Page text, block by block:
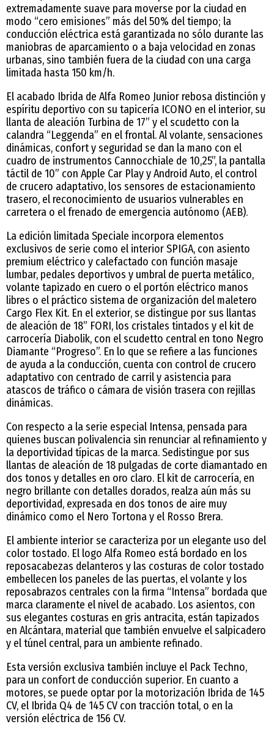
extremadamente suave para moverse por la ciudad en
modo “cero emisiones” más del 50% del tiempo; la
conducción eléctrica está garantizada no sólo durante las
maniobras de aparcamiento o a baja velocidad en zonas
urbanas, sino también fuera de la ciudad con una carga
limitada hasta 150 km/h.
El acabado Ibrida de Alfa Romeo Junior rebosa distinción y
espíritu deportivo con su tapicería ICONO en el interior, su
llanta de aleación Turbina de 17” y el scudetto con la
calandra “Leggenda” en el frontal. Al volante, sensaciones
dinámicas, confort y seguridad se dan la mano con el
cuadro de instrumentos Cannocchiale de 10,25”, la pantalla
táctil de 10” con Apple Car Play y Android Auto, el control
de crucero adaptativo, los sensores de estacionamiento
trasero, el reconocimiento de usuarios vulnerables en
carretera o el frenado de emergencia autónomo (AEB).
La edición limitada Speciale incorpora elementos
exclusivos de serie como el interior SPIGA, con asiento
premium eléctrico y calefactado con función masaje
lumbar, pedales deportivos y umbral de puerta metálico,
volante tapizado en cuero o el portón eléctrico manos
libres o el práctico sistema de organización del maletero
Cargo Flex Kit. En el exterior, se distingue por sus llantas
de aleación de 18” FORI, los cristales tintados y el kit de
carrocería Diabolik, con el scudetto central en tono Negro
Diamante “Progreso”. En lo que se refiere a las funciones
de ayuda a la conducción, cuenta con control de crucero
adaptativo con centrado de carril y asistencia para
atascos de tráfico o cámara de visión trasera con rejillas
dinámicas.
Con respecto a la serie especial Intensa, pensada para
quienes buscan polivalencia sin renunciar al refinamiento y
la deportividad típicas de la marca. Sedistingue por sus
llantas de aleación de 18 pulgadas de corte diamantado en
dos tonos y detalles en oro claro. El kit de carrocería, en
negro brillante con detalles dorados, realza aún más su
deportividad, expresada en dos tonos de aire muy
dinámico como el Nero Tortona y el Rosso Brera.
El ambiente interior se caracteriza por un elegante uso del
color tostado. El logo Alfa Romeo está bordado en los
reposacabezas delanteros y las costuras de color tostado
embellecen los paneles de las puertas, el volante y los
reposabrazos centrales con la firma “Intensa” bordada que
marca claramente el nivel de acabado. Los asientos, con
sus elegantes costuras en gris antracita, están tapizados
en Alcántara, material que también envuelve el salpicadero
y el túnel central, para un ambiente refinado.
Esta versión exclusiva también incluye el Pack Techno,
para un confort de conducción superior. En cuanto a
motores, se puede optar por la motorización Ibrida de 145
CV, el Ibrida Q4 de 145 CV con tracción total, o en la
versión eléctrica de 156 CV.